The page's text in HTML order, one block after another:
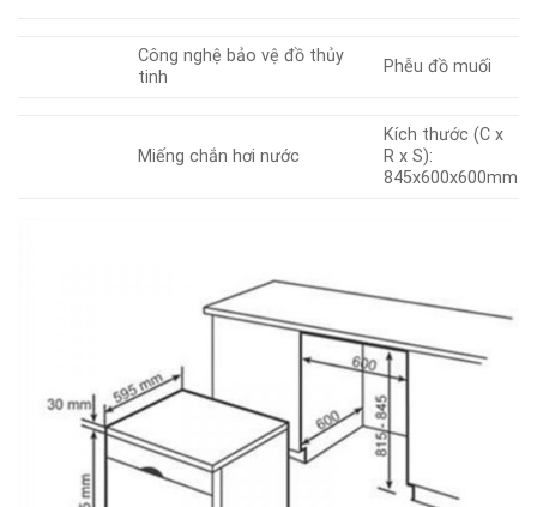
Công nghệ bảo vệ đồ thủy
tinh
Phễu đồ muối
Miếng chắn hơi nước
Kích thước (C x
R x S):
845x600x600mm